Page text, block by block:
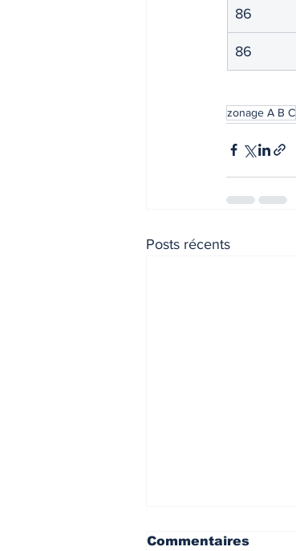
86
86
zonage A B C
Posts récents
Commentaires